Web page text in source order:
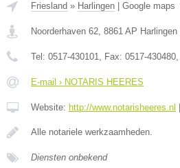
Friesland » Harlingen Google maps
Noorderhaven 62, 8861 AP Harlingen
Tel: 0517-430101, Fax: 0517-430480
E-mail › NOTARIS HEERES
Website: http://www.notarisheeres.nl
Alle notariele werkzaamheden.
Diensten onbekend